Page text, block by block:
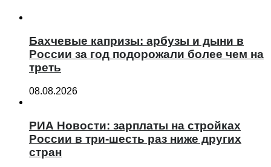
Бахчевые капризы: арбузы и дыни в
России за год подорожали более чем на
треть
08.08.2026
РИА Новости: зарплаты на стройках
России в три-шесть раз ниже других
стран